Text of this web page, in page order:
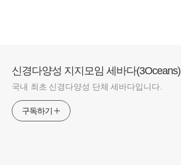
신경다양성 지지모임 세바다(3Oceans)
국내 최초 신경다양성 단체 세바다입니다.
구독하기